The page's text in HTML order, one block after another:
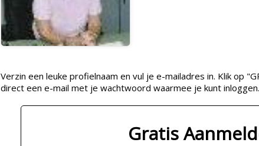
Verzin een leuke profielnaam en vul je e-mailadres in. Klik op
direct een e-mail met je wachtwoord waarmee je kunt inloggen.
Gratis